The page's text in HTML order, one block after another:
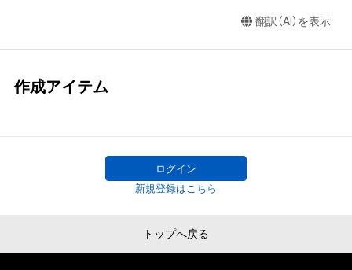
翻訳（AI）を表示
作成アイテム
ログイン
新規登録はこちら
トップへ戻る